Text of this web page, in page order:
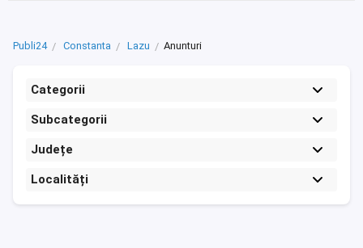
Publi24 Constanta Lazu Anunturi
Categorii
Subcategorii
Județe
Localități